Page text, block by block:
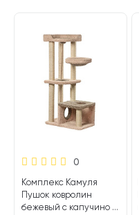
0
Комплекс Камуля
Пушок ковролин
бежевый с капучино (1